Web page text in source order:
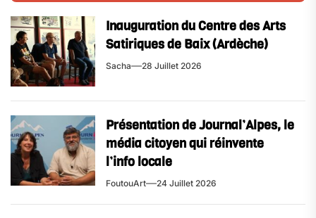
Inauguration du Centre des Arts
Satiriques de Baix (Ardèche)
Sacha 28 Juillet 2026
Présentation de Journal’Alpes, le
média citoyen qui réinvente
l’info locale
FoutouArt 24 Juillet 2026